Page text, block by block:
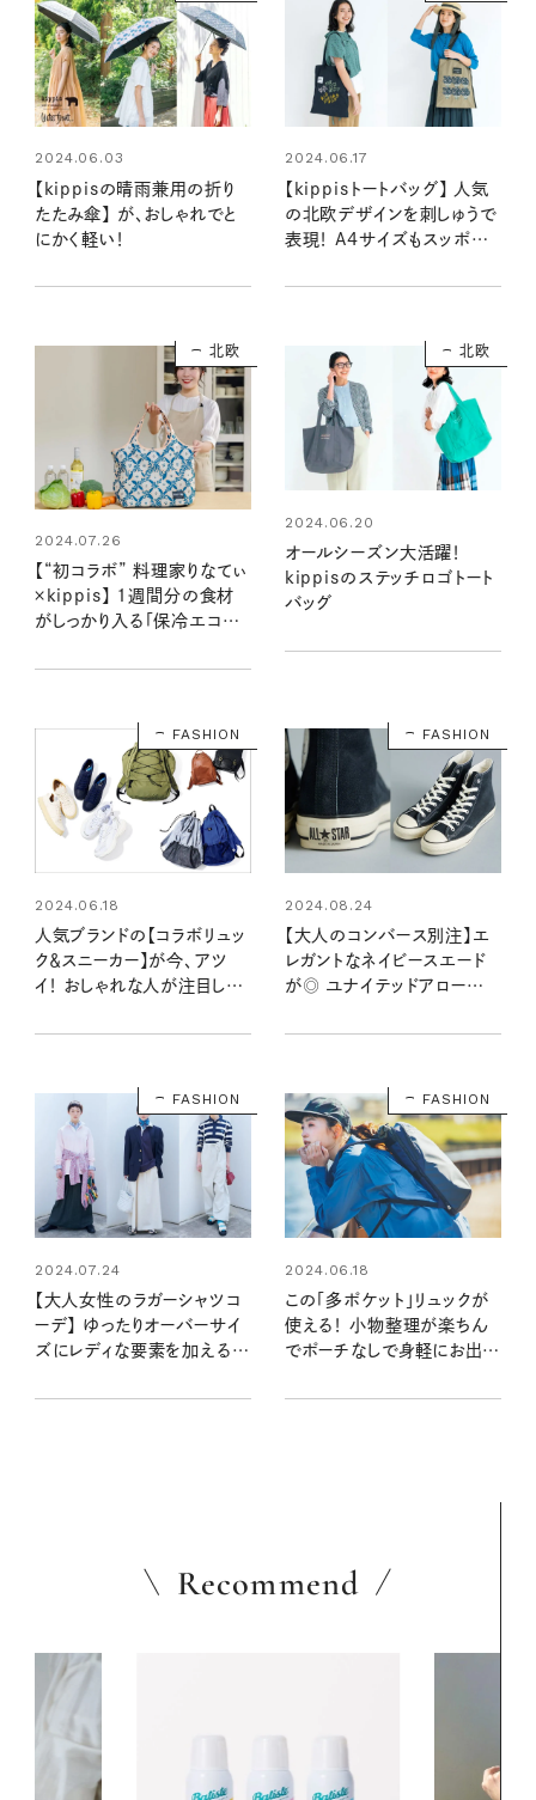
2024.06.03
【kippisの晴雨兼用の折り
たたみ傘】 が、おしゃれでと
にかく軽い！
2024.06.17
【kippisトートバッグ】 人気
の北欧デザインを刺しゅうで
表現！ A4サイズもスッポリ
北欧
2024.07.26
【“初コラボ” 料理家りなてぃ
×kippis】 1週間分の食材
がしっかり入る「保冷エコバ
北欧
2024.06.20
オールシーズン大活躍！
kippisのステッチロゴトート
バッグ
FASHION
2024.06.18
人気ブランドの【コラボリュッ
ク＆スニーカー】が今、アツ
イ！ おしゃれな人が注目して
FASHION
2024.08.24
【大人のコンバース別注】エ
レガントなネイビースエード
が◎ ユナイテッドアローズ
で秋冬スタイルを格上げ！
FASHION
2024.07.24
【大人女性のラガーシャツコ
ーデ】 ゆったりオーバーサイ
ズにレディな要素を加えるの
FASHION
2024.06.18
この「多ポケット」リュックが
使える！ 小物整理が楽ちん
でポーチなしで身軽にお出か
Recommend